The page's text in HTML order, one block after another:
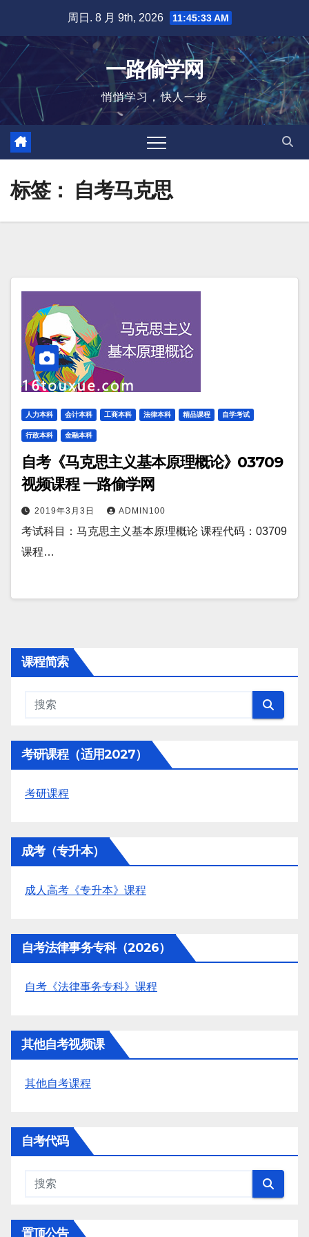
内
容
周日. 8 月 9th, 2026 11:45:33 AM
一路偷学网
悄悄学习，快人一步
标签： 自考马克思
人力本科 会计本科 工商本科 法律本科 精品课程 自学考试
行政本科 金融本科
自考《马克思主义基本原理概论》03709
视频课程 一路偷学网
2019年3月3日 ADMIN100
考试科目：马克思主义基本原理概论 课程代码：03709
课程…
课程简索
考研课程（适用2027）
考研课程
成考（专升本）
成人高考《专升本》课程
自考法律事务专科（2026）
自考《法律事务专科》课程
其他自考视频课
其他自考课程
自考代码
置顶公告